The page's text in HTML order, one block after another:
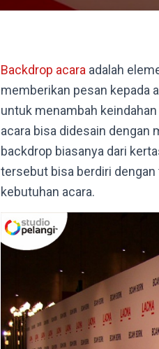
Backdrop acara adalah
memberikan pesan kepada
untuk menambah
acara bisa didesain dengan
backdrop biasanya dari
tersebut bisa berdiri dengan
kebutuhan acara.